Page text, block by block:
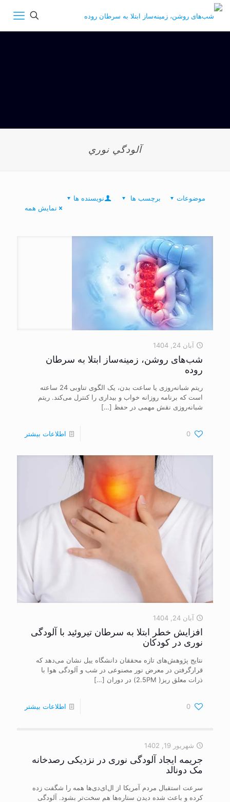
آلودگي نوري
موضوعات برچسب ها
نویسنده ها
نمایش همه
آبان 24, 1404
شب‌های روشن، زمینه‌ساز ابتلا به سرطان
روده
ریتم شبانه‌روزی یا ساعت بدن، یک الگوی تناوبی 24 ساعته
است که برنامه روزانه خواب و بیداری را کنترل می‌کند. ریتم
شبانه‌روزی نقش مهمی در حفظ […]
0 اطلاعات بیشتر
آبان 24, 1404
افزایش خطر ابتلا به سرطان تیروئید با آلودگی
نوری در کودکان
نتایج پژوهش‌های تازه محققان دانشگاه ییل نشان می‌دهد که
قرارگرفتن در معرض نور مصنوعی در شب و آلودگی هوا با
ذرات معلق ریز( 2.5PM) در دوران
[…]
0 اطلاعات بیشتر
شهریور 19, 1402
جریمه ایجاد آلودگی نوری در نزدیکی رصدخانه
مک دونالد
سرعت استقبال مردم آمریکا از ال‌ای‌دی‌ها همه را شگفت زده
کرده و باعث شده دیدن ستاره‌ها هم سخت‌تر بشود. آلودگی